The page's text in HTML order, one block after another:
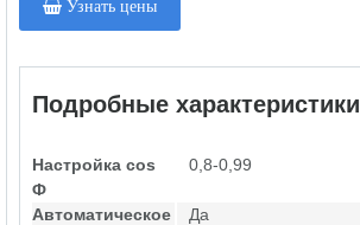
Узнать цены
Подробные характеристики
Настройка cos
Ф
0,8-0,99
Автоматическое
Да